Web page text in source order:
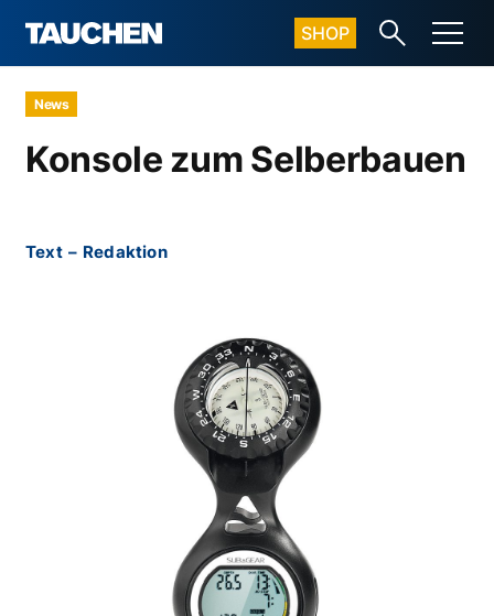
SHOP
News
Konsole zum Selberbauen
Text – Redaktion